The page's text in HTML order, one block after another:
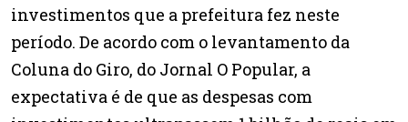
investimentos que a prefeitura fez neste
período. De acordo com o levantamento da
Coluna do Giro, do Jornal O Popular, a
expectativa é de que as despesas com